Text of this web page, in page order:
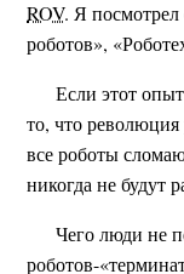
ROV. Я
роботов»,
Если этот
то, что революция
все роботы
никогда не будут
Чего люди не
роботов-